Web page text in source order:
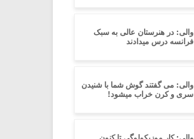
والی: در هنرستان عالی به سبک
فرانسه درس میدادند
والی: می گفتند گوش شما با شنیدن
سری و کرن خراب میشود!